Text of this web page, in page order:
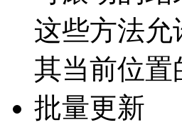
这些方法
其当前位置
批量更新